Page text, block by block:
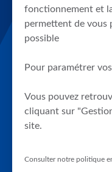
fonctionnement et
permettent de vous
possible
Pour paramétrer
Vous pouvez
cliquant sur
site.
Consulter notre politique